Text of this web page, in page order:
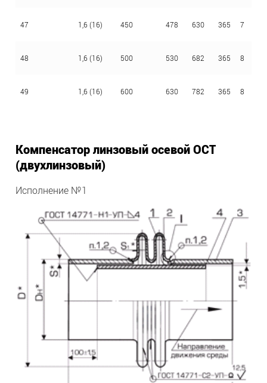
47 1,6 (16) 450 478 630 365 7
48 1,6 (16) 500 530 682 365 8
49 1,6 (16) 600 630 782 365 8
Компенсатор линзовый осевой ОСТ
(двухлинзовый)
Исполнение №1